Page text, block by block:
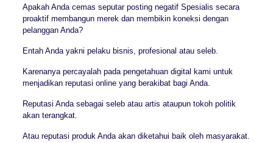
Apakah Anda cemas seputar posting negatif Spesialis secara
proaktif membangun merek dan membikin koneksi dengan
pelanggan Anda?
Entah Anda yakni pelaku bisnis, profesional atau seleb.
Karenanya percayalah pada pengetahuan digital kami untuk
menjadikan reputasi online yang berakibat bagi Anda.
Reputasi Anda sebagai seleb atau artis ataupun tokoh politik
akan terangkat.
Atau reputasi produk Anda akan diketahui baik oleh masyarakat.